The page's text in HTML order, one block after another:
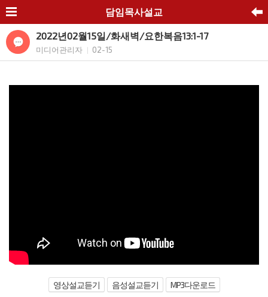
담임목사설교
2022년02월15일/화새벽/요한복음13:1-17
미디어관리자 02-15
영상설교듣기 음성설교듣기 MP3다운로드